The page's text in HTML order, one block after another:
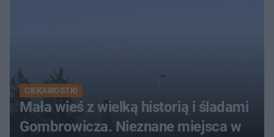
CIEKAWOSTKI
Mała wieś z wielką historią i śladami
Gombrowicza. Nieznane miejsca w